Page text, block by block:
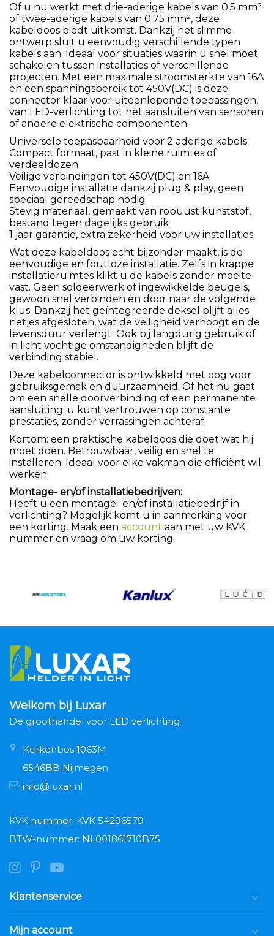
Of u nu werkt met drie-aderige kabels van 0.5 mm²
of twee-aderige kabels van 0.75 mm², deze
kabeldoos biedt uitkomst. Dankzij het slimme
ontwerp sluit u eenvoudig verschillende typen
kabels aan. Ideaal voor situaties waarin u snel moet
schakelen tussen installaties of verschillende
projecten. Met een maximale stroomsterkte van 16A
en een spanningsbereik tot 450V(DC) is deze
connector klaar voor uiteenlopende toepassingen,
van LED-verlichting tot het aansluiten van sensoren
of andere elektrische componenten.
Universele toepasbaarheid voor 2 aderige kabels
Compact formaat, past in kleine ruimtes of
verdeeldozen
Veilige verbindingen tot 450V(DC) en 16A
Eenvoudige installatie dankzij plug & play, geen
speciaal gereedschap nodig
Stevig materiaal, gemaakt van robuust kunststof,
bestand tegen dagelijks gebruik
1 jaar garantie, extra zekerheid voor uw installaties
Wat deze kabeldoos echt bijzonder maakt, is de
eenvoudige en foutloze installatie. Zelfs in krappe
installatieruimtes klikt u de kabels zonder moeite
vast. Geen soldeerwerk of ingewikkelde beugels,
gewoon snel verbinden en door naar de volgende
klus. Dankzij het geïntegreerde deksel blijft alles
netjes afgesloten, wat de veiligheid verhoogt en de
levensduur verlengt. Ook bij langdurig gebruik of
in licht vochtige omstandigheden blijft de
verbinding stabiel.
Deze kabelconnector is ontwikkeld met oog voor
gebruiksgemak en duurzaamheid. Of het nu gaat
om een snelle doorverbinding of een permanente
aansluiting: u kunt vertrouwen op constante
prestaties, zonder verrassingen achteraf.
Kortom: een praktische kabeldoos die doet wat hij
moet doen. Betrouwbaar, veilig en snel te
installeren. Ideaal voor elke vakman die efficiënt wil
werken.
Montage- en/of installatiebedrijven:
Heeft u een montage- en/of installatiebedrijf in
verlichting? Mogelijk komt u in aanmerking voor
een korting. Maak een account aan met uw KVK
nummer en vraag om uw korting.
Welkom bij Luxar
Dé groothandel voor LED verlichting
Kerkenbos 1063M
6546BB Nijmegen
info@luxar.nl
KVK nummer: KVK 54296579
BTW-nummer: NL001861710B75
Klantenservice
Mijn account